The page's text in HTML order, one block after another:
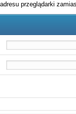
przeglądarki